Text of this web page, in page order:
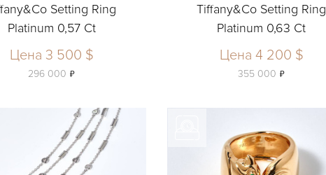
Setting Ring
Platinum 0,57 Ct
Цена 3 500 $
296 000 ь
Tiffany&Co Setting Ring
Platinum 0,63 Ct
Цена 4 200 $
355 000 ь